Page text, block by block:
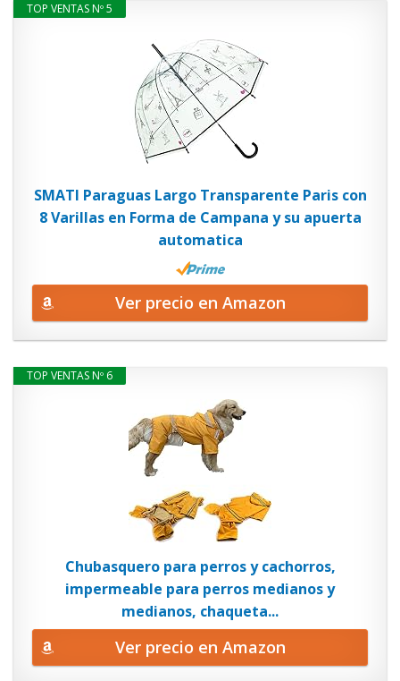
TOP VENTAS Nº 5
SMATI Paraguas Largo Transparente Paris con
8 Varillas en Forma de Campana y su apuerta
automatica
Ver precio en Amazon
TOP VENTAS Nº 6
Chubasquero para perros y cachorros,
impermeable para perros medianos y
medianos, chaqueta...
Ver precio en Amazon